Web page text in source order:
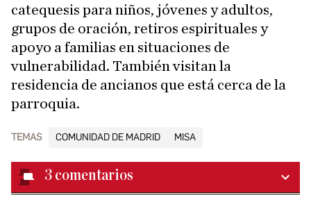
catequesis para niños, jóvenes y adultos,
grupos de oración, retiros espirituales y
apoyo a familias en situaciones de
vulnerabilidad. También visitan la
residencia de ancianos que está cerca de la
parroquia.
TEMAS COMUNIDAD DE MADRID MISA
3 comentarios